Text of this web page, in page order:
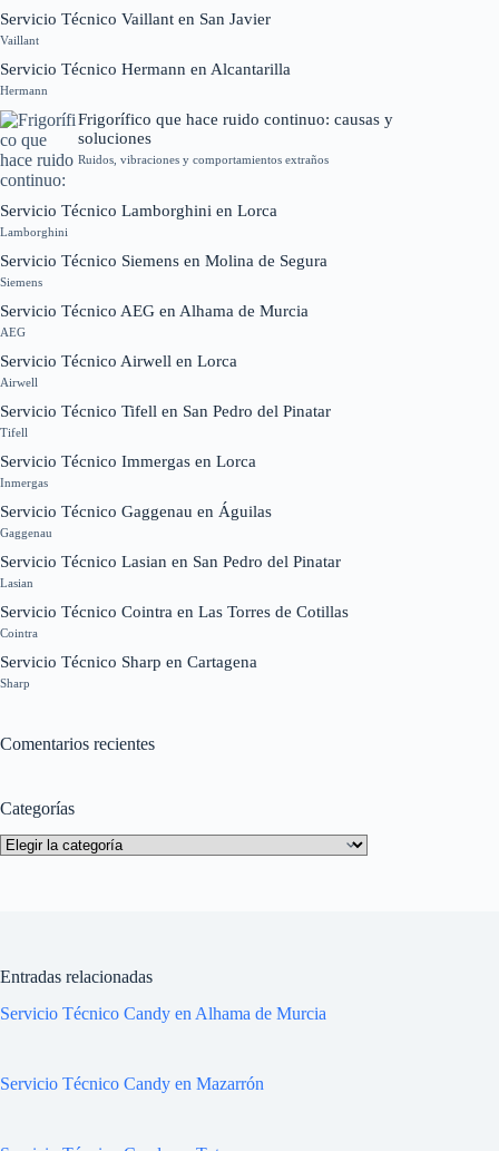
Servicio Técnico Vaillant en San Javier
Vaillant
Servicio Técnico Hermann en Alcantarilla
Hermann
Frigorífico que hace ruido continuo: causas y
soluciones
Ruidos, vibraciones y comportamientos extraños
Servicio Técnico Lamborghini en Lorca
Lamborghini
Servicio Técnico Siemens en Molina de Segura
Siemens
Servicio Técnico AEG en Alhama de Murcia
AEG
Servicio Técnico Airwell en Lorca
Airwell
Servicio Técnico Tifell en San Pedro del Pinatar
Tifell
Servicio Técnico Immergas en Lorca
Inmergas
Servicio Técnico Gaggenau en Águilas
Gaggenau
Servicio Técnico Lasian en San Pedro del Pinatar
Lasian
Servicio Técnico Cointra en Las Torres de Cotillas
Cointra
Servicio Técnico Sharp en Cartagena
Sharp
Comentarios recientes
Categorías
Categorías
Entradas relacionadas
Servicio Técnico Candy en Alhama de Murcia
Servicio Técnico Candy en Mazarrón